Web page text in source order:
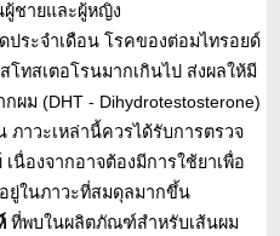
ผู้ชายและผู้หญิง
ระจำเดือน โรคของต่อมไทรอยด์
ทสเตอโรนมากเกินไป ส่งผลให้มี
ผม (DHT - Dihydrotestosterone)
ภาวะเหล่านี้ควรได้รับการตรวจ
นื่องจากอาจต้องมีการใช้ยาเพื่อ
ยู่ในภาวะที่สมดุลมากขึ้น
ที่พบในผลิตภัณฑ์สำหรับเส้นผม